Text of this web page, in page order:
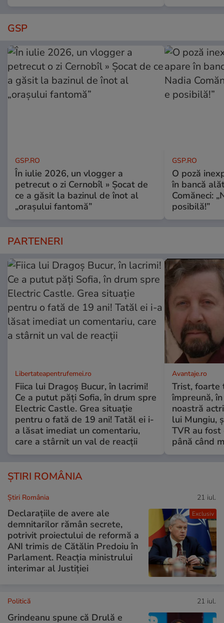
GSP
GSP.RO
În iulie 2026, un vlogger a
petrecut o zi Cernobîl » Șocat de
ce a găsit la bazinul de înot al
„orașului fantomă”
GSP.RO
O poză
în bancă
Comăneci:
posibilă!”
PARTENERI
Libertateapentrufemei.ro
Fiica lui Dragoș Bucur, în lacrimi!
Ce a putut păți Sofia, în drum spre
Electric Castle. Grea situație
pentru o fată de 19 ani! Tatăl ei i-
a lăsat imediat un comentariu,
care a stârnit un val de reacții
Avantaje.ro
Trist, foarte
împreună,
noastră
lui Mungiu,
TVR au
până când
ȘTIRI ROMÂNIA
Exclusiv
Știri România 21 iul.
Declarațiile de avere ale
demnitarilor rămân secrete,
potrivit proiectului de reformă a
ANI trimis de Cătălin Predoiu în
Parlament. Reacția ministrului
interimar al Justiției
Politică 21 iul.
Grindeanu spune că Drulă e